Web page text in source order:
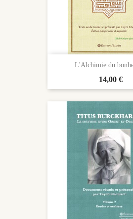
L'Alchimie du
Prix
14,00 €